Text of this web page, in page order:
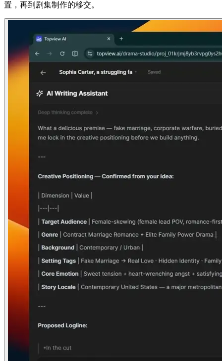
置，再到剧集制作的移交。